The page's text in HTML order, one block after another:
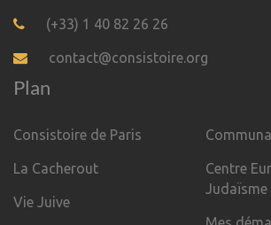
(+33) 1 40 82 26 26
contact@consistoire.org
Plan
Consistoire de Paris
La Cacherout
Vie Juive
Centre
Judaïsme